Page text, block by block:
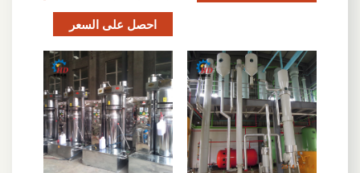
احصل على السعر